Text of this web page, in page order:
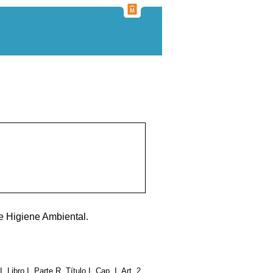
Higiene Ambiental.
Libro I, Parte R, Título I, Cap. I, Art. 2,